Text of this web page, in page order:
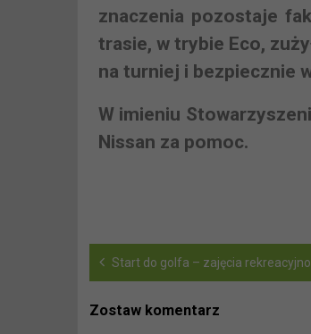
znaczenia pozostaje
trasie, w trybie Eco,
na turniej i bezpiecznie
W imieniu
Nissan za pomoc.
Start do golfa – zajęcia
Zostaw komentarz